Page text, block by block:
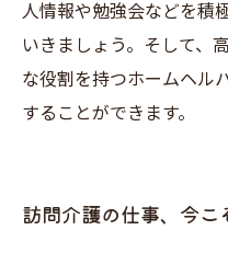
人情報や勉強会などを積
いきましょう。そして、
な役割を持つホームヘル
することができます。
訪問介護の仕事、今こ